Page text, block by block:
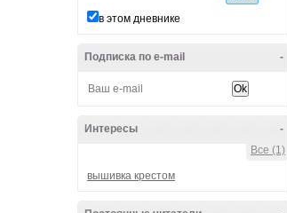
в этом дневнике
-
Подписка по e-mail
-
Интересы
Все (1)
вышивка крестом